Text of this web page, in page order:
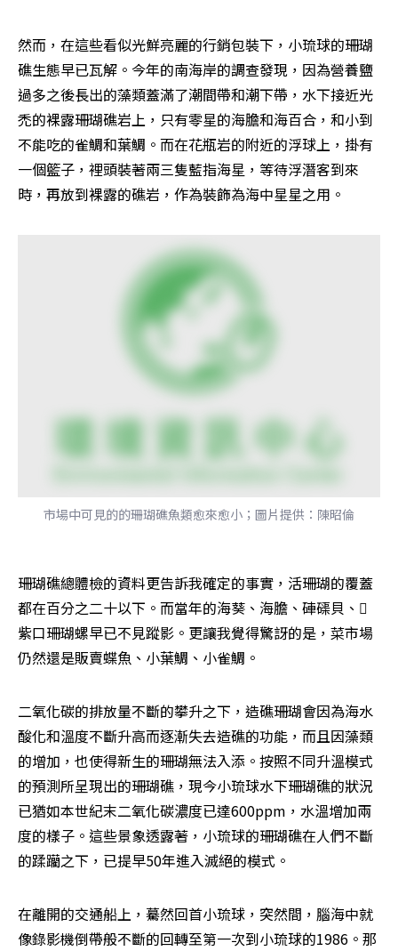
然而，在這些看似光鮮亮麗的行銷包裝下，小琉球的珊瑚
礁生態早已瓦解。今年的南海岸的調查發現，因為營養鹽
過多之後長出的藻類蓋滿了潮間帶和潮下帶，水下接近光
禿的裸露珊瑚礁岩上，只有零星的海膽和海百合，和小到
不能吃的雀鯛和葉鯛。而在花瓶岩的附近的浮球上，掛有
一個籃子，裡頭裝著兩三隻藍指海星，等待浮潛客到來
時，再放到裸露的礁岩，作為裝飾為海中星星之用。
市場中可見的的珊瑚礁魚類愈來愈小；圖片提供：陳昭倫
珊瑚礁總體檢的資料更告訴我確定的事實，活珊瑚的覆蓋
都在百分之二十以下。而當年的海葵、海膽、硨磲貝、
紫口珊瑚螺早已不見蹤影。更讓我覺得驚訝的是，菜市場
仍然還是販賣蝶魚、小葉鯛、小雀鯛。
二氧化碳的排放量不斷的攀升之下，造礁珊瑚會因為海水
酸化和溫度不斷升高而逐漸失去造礁的功能，而且因藻類
的增加，也使得新生的珊瑚無法入添。按照不同升溫模式
的預測所呈現出的珊瑚礁，現今小琉球水下珊瑚礁的狀況
已猶如本世紀末二氧化碳濃度已達600ppm，水溫增加兩
度的樣子。這些景象透露著，小琉球的珊瑚礁在人們不斷
的蹂躪之下，已提早50年進入滅絕的模式。
在離開的交通船上，驀然回首小琉球，突然間，腦海中就
像錄影機倒帶般不斷的回轉至第一次到小琉球的1986。那